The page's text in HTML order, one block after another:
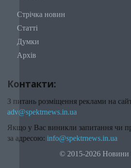
Стрічка новин
Статті
Думки
Архів
Контакти:
З питань розміщення реклами на
adv@spektrnews.in.ua
Якщо у Вас виникли запитання чи
за адресою: info@spektrnews.in.ua
© 2015-2026 Новини